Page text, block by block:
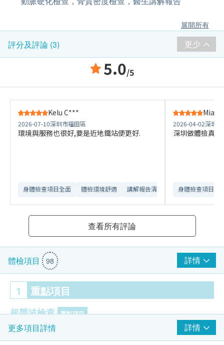
展開所有
評分及評論 (3) 更少
5.0/5
Kelu C***
2026-07-10深圳市福田區
環境與服務也很好,要是近地鐵站便更好.
身體檢查項目全面 體檢環境舒適​ 講解報告清晰​
Mia
2026-04-02深圳
深圳做體檢真
身體檢查項目全
查看所有評論
體檢項目 98 詳情
1 重點項目
超聲波檢查 重點項目
上腹部超聲波: 肝臟
更多項目詳情 詳情